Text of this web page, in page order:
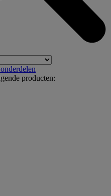
producten: